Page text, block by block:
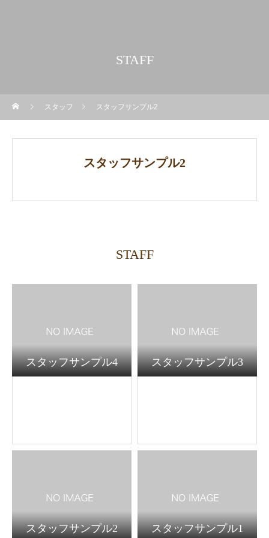
STAFF
スタッフ スタッフサンプル2
スタッフサンプル2
STAFF
スタッフサンプル4 スタッフサンプル3
スタッフサンプル2 スタッフサンプル1